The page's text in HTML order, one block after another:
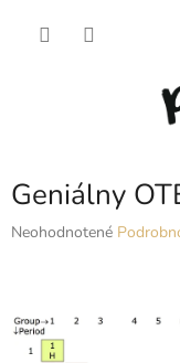
Geniálny
Priemerné
0,0
z
Neohodnotené